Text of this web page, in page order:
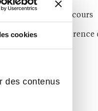
cookies
des contenus
Manceau, son parcours
pour la Conférence